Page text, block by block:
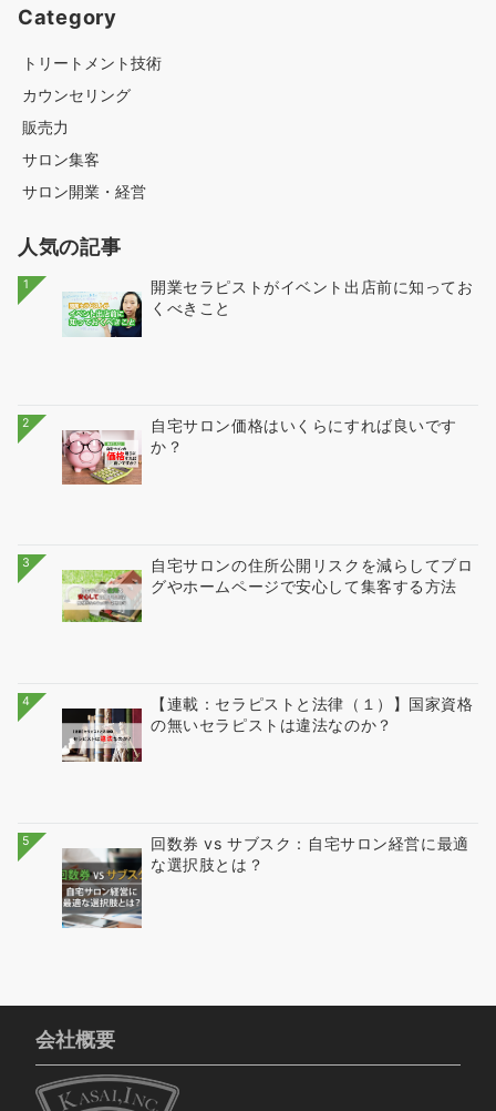
Category
トリートメント技術
カウンセリング
販売力
サロン集客
サロン開業・経営
人気の記事
1
開業セラピストがイベント出店前に知ってお
くべきこと
2
自宅サロン価格はいくらにすれば良いです
か？
3
自宅サロンの住所公開リスクを減らしてブロ
グやホームページで安心して集客する方法
4
【連載：セラピストと法律（１）】国家資格
の無いセラピストは違法なのか？
5
回数券 vs サブスク：自宅サロン経営に最適
な選択肢とは？
会社概要